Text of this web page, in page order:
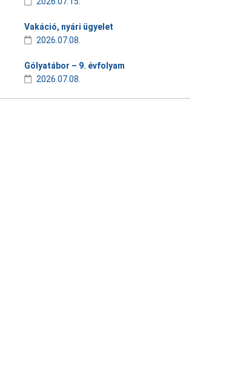
Vakáció, nyári ügyelet
2026.07.08.
Gólyatábor – 9. évfolyam
2026.07.08.